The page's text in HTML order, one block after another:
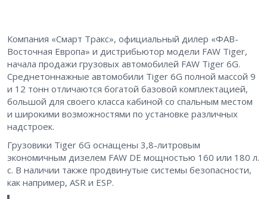
Компания «Смарт Тракс», официальный дилер «ФАВ-
Восточная Европа» и дистрибьютор модели FAW Tiger,
начала продажи грузовых автомобилей FAW Tiger 6G.
Среднетоннажные автомобили Tiger 6G полной массой 9
и 12 тонн отличаются богатой базовой комплектацией,
большой для своего класса кабиной со спальным местом
и широкими возможностями по установке различных
надстроек.
Грузовики Tiger 6G оснащены 3,8-литровым
экономичным дизелем FAW DE мощностью 160 или 180 л.
с. В наличии также продвинутые системы безопасности,
как например, ASR и ESP.